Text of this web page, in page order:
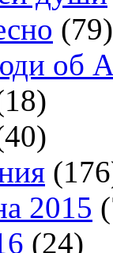
(79)
об
2015
(24)